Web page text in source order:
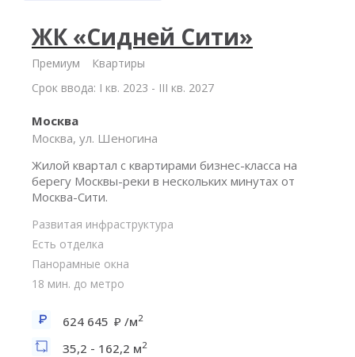
ЖК «Сидней Сити»
Премиум
Квартиры
Срок ввода: I кв. 2023 - III кв. 2027
Москва
Москва, ул. Шеногина
Жилой квартал с квартирами бизнес-класса на
берегу Москвы-реки в нескольких минутах от
Москва-Сити.
Развитая инфраструктура
Есть отделка
Панорамные окна
18 мин. до метро
624 645 /м2
35,2 - 162,2 м2